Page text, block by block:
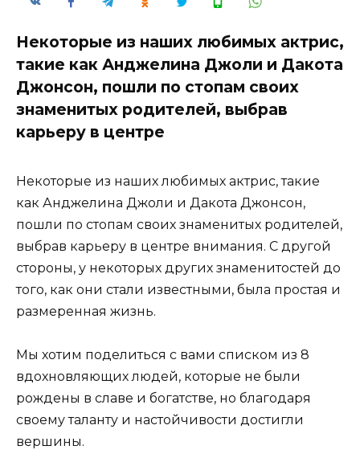
Некоторые из наших любимых актрис,
такие как Анджелина Джоли и Дакота
Джонсон, пошли по стопам своих
знаменитых родителей, выбрав
карьеру в центре
Некоторые из наших любимых актрис, такие
как Анджелина Джоли и Дакота Джонсон,
пошли по стопам своих знаменитых родителей,
выбрав карьеру в центре внимания. С другой
стороны, у некоторых других знаменитостей до
того, как они стали известными, была простая и
размеренная жизнь.
Мы хотим поделиться с вами списком из 8
вдохновляющих людей, которые не были
рождены в славе и богатстве, но благодаря
своему таланту и настойчивости достигли
вершины.